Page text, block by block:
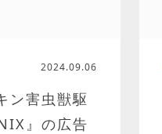
ン害虫獣駆
』の広告
2024.09.06